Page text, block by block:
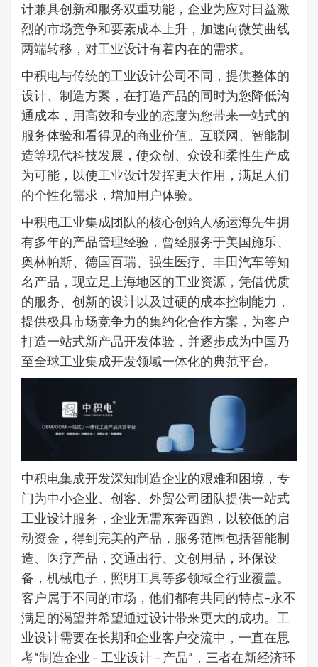
计兼具创新和服务双重功能，企业为应对日益激
烈的市场竞争和要素成本上升，加速向微笑曲线
两端转移，对工业设计有着内在的需求。
中积电与传统的工业设计公司不同，提供整体的
设计、制造方案，在打造产品的同时为您降低沟
通成本，用高效和专业的态度为您带来一站式的
服务体验和看得见的商业价值。互联网、智能制
造等现代科技发展，使众创、众设和柔性生产成
为可能，以使工业设计发挥更大作用，满足人们
的个性化需求，增加用户体验。
中积电工业集成团队的核心创始人杨运海先生拥
有多年的产品管理经验，曾经服务于美国施乐、
奥林帕斯、德国百瑞、强生医疗、丰田汽车等知
名产品，现立足上海地区的工业资源，凭借优质
的服务、创新的设计以及过硬的成本控制能力，
提供极具市场竞争力的集约化合作方案，为客户
打造一站式新产品开发体验，并逐步成为中国乃
至全球工业集成开发领域一体化的典范平台。
中积电集成开发深知制造企业的艰难和困境，专
门为中小企业、创客、外贸公司团队提供一站式
工业设计服务，企业无需东奔西跑，以较低的启
动资金，得到完美的产品，服务范围包括智能制
造、医疗产品，交通出行、文创用品，环保设
备，机械电子，照明工具等多领域全行业覆盖。
客户属于不同的市场，他们都有共同的特点–永不
满足的渴望并希望通过设计带来更大的成功。工
业设计需要在长期和企业客户交流中，一直在思
考“制造企业 – 工业设计 – 产品”，三者在新经济环